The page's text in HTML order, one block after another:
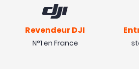
Revendeur DJI
N°1 en France